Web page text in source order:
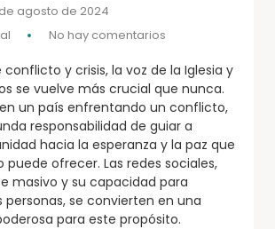
agosto de 2024
No hay comentarios
conflicto y crisis, la voz de la Iglesia y
se vuelve más crucial que nunca.
un país enfrentando un conflicto,
responsabilidad de guiar a
hacia la esperanza y la paz que
puede ofrecer. Las redes sociales,
masivo y su capacidad para
se convierten en una
para este propósito.